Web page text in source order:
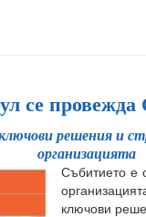
се
решения и
организацията
Събитието е
ключови